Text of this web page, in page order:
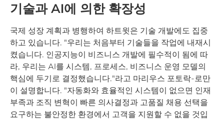
기술과 AI에 의한 확장성
국제 성장 계획과 병행하여 하트윗은 기술 개발에도 집중
하고 있습니다. "우리는 처음부터 기술들을 작업에 내재시
켰습니다. 인공지능이 비즈니스 개발에 필수적이 됨에 따
라, 우리는 AI를 시스템, 프로세스, 비즈니스 운영 모델의
핵심에 두기로 결정했습니다."라고 마리우스 포토락-로만
이 설명합니다. "자동화와 효율적인 시스템이 없으면 인재
부족과 조직 변혁이 빠른 의사결정과 고품질 채용 선택을
요구하는 불안정한 환경에서 고객을 지원할 수 없을 것입